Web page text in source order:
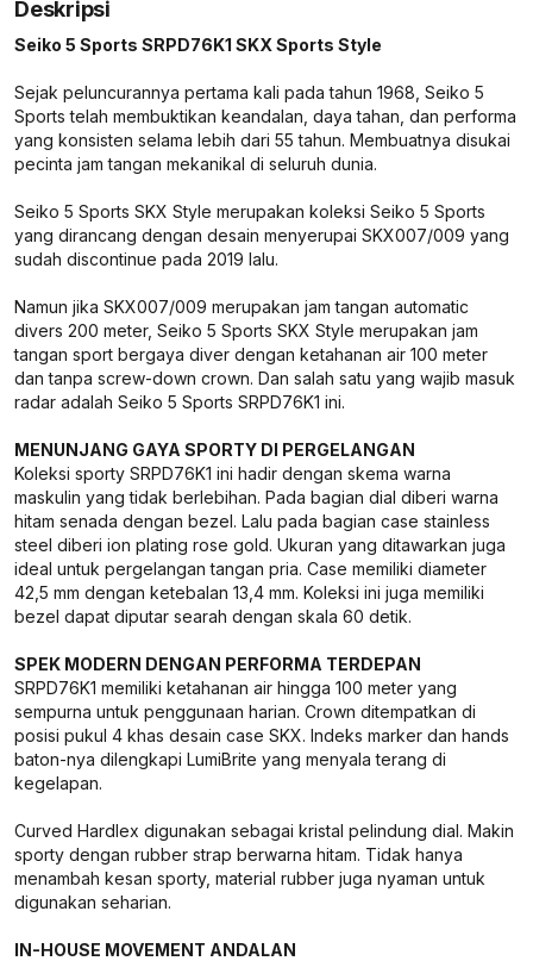
Deskripsi
Seiko 5 Sports SRPD76K1 SKX Sports Style
Sejak peluncurannya pertama kali pada tahun 1968, Seiko 5
Sports telah membuktikan keandalan, daya tahan, dan performa
yang konsisten selama lebih dari 55 tahun. Membuatnya disukai
pecinta jam tangan mekanikal di seluruh dunia.
Seiko 5 Sports SKX Style merupakan koleksi Seiko 5 Sports
yang dirancang dengan desain menyerupai SKX007/009 yang
sudah discontinue pada 2019 lalu.
Namun jika SKX007/009 merupakan jam tangan automatic
divers 200 meter, Seiko 5 Sports SKX Style merupakan jam
tangan sport bergaya diver dengan ketahanan air 100 meter
dan tanpa screw-down crown. Dan salah satu yang wajib masuk
radar adalah Seiko 5 Sports SRPD76K1 ini.
MENUNJANG GAYA SPORTY DI PERGELANGAN
Koleksi sporty SRPD76K1 ini hadir dengan skema warna
maskulin yang tidak berlebihan. Pada bagian dial diberi warna
hitam senada dengan bezel. Lalu pada bagian case stainless
steel diberi ion plating rose gold. Ukuran yang ditawarkan juga
ideal untuk pergelangan tangan pria. Case memiliki diameter
42,5 mm dengan ketebalan 13,4 mm. Koleksi ini juga memiliki
bezel dapat diputar searah dengan skala 60 detik.
SPEK MODERN DENGAN PERFORMA TERDEPAN
SRPD76K1 memiliki ketahanan air hingga 100 meter yang
sempurna untuk penggunaan harian. Crown ditempatkan di
posisi pukul 4 khas desain case SKX. Indeks marker dan hands
baton-nya dilengkapi LumiBrite yang menyala terang di
kegelapan.
Curved Hardlex digunakan sebagai kristal pelindung dial. Makin
sporty dengan rubber strap berwarna hitam. Tidak hanya
menambah kesan sporty, material rubber juga nyaman untuk
digunakan seharian.
IN-HOUSE MOVEMENT ANDALAN